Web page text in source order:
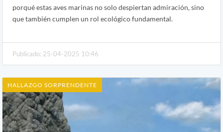
porqué estas aves marinas no solo despiertan admiración, sino
que también cumplen un rol ecológico fundamental.
Publicado: 25-04-2025 10:46
HALLAZGO SORPRENDENTE